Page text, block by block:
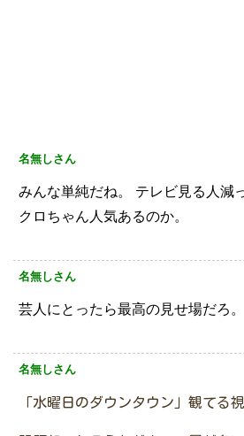
名無しさん
みんな単純だね。
テレビ見る人減
クロちゃん人気あるのか。
名無しさん
芸人にとったら最高の見せ場だろ。
名無しさん
「水曜日のダウンタウン」観てる